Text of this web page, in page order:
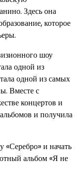
Здесь она
которое
шоу
одной из
одной из самых
Вместе с
концертов и
и получила
и начать
альбом «Я не